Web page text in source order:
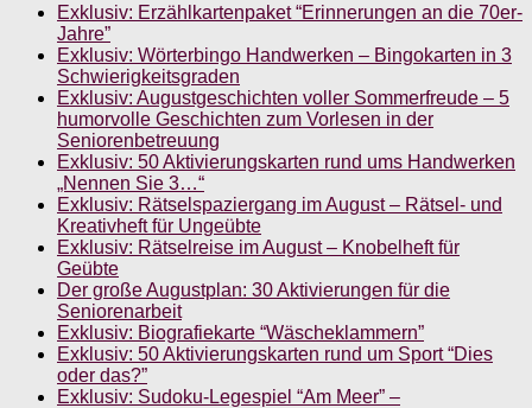
Exklusiv: Erzählkartenpaket “Erinnerungen an die 70er-
Jahre”
Exklusiv: Wörterbingo Handwerken – Bingokarten in 3
Schwierigkeitsgraden
Exklusiv: Augustgeschichten voller Sommerfreude – 5
humorvolle Geschichten zum Vorlesen in der
Seniorenbetreuung
Exklusiv: 50 Aktivierungskarten rund ums Handwerken
„Nennen Sie 3…“
Exklusiv: Rätselspaziergang im August – Rätsel- und
Kreativheft für Ungeübte
Exklusiv: Rätselreise im August – Knobelheft für
Geübte
Der große Augustplan: 30 Aktivierungen für die
Seniorenarbeit
Exklusiv: Biografiekarte “Wäscheklammern”
Exklusiv: 50 Aktivierungskarten rund um Sport “Dies
oder das?”
Exklusiv: Sudoku-Legespiel “Am Meer” –